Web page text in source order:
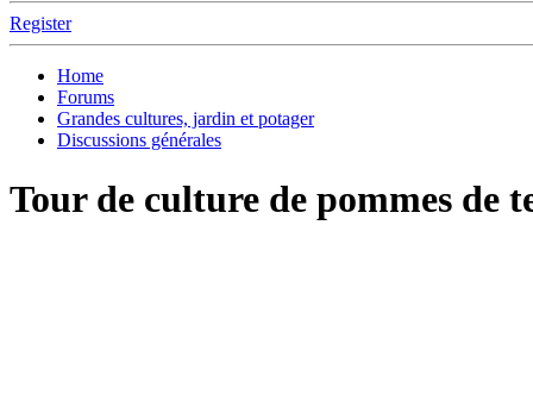
Register
Home
Forums
Grandes cultures, jardin et potager
Discussions générales
Tour de culture de pommes de